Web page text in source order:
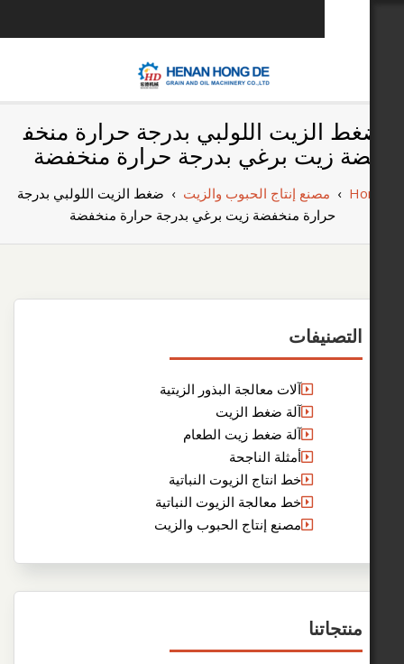
بناء مصنع إنتاج
الزيوت النباتية
الخاص بك
اللولبي بدرجة حرارة منخف
برغي بدرجة حرارة منخفضة
إنتاج الحبوب والزيت›ضغط الزيت اللولبي بدرجة
منخفضة زيت برغي بدرجة حرارة منخفضة
آلات معالجة البذور الزيتية
آلة ضغط الزيت
آلة ضغط زيت الطعام
أمثلة الناجحة
خط انتاج الزيوت النباتية
خط معالجة الزيوت النباتية
مصنع إنتاج الحبوب والزيت